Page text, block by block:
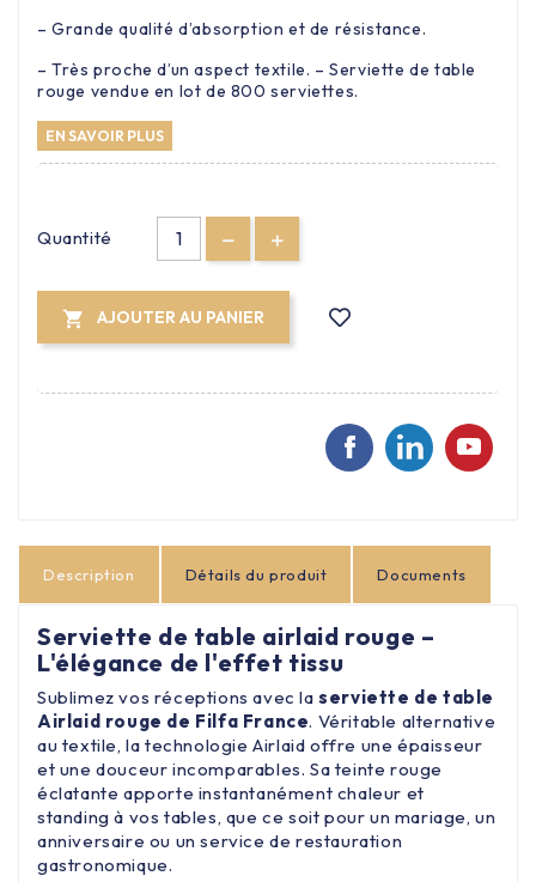
– Grande qualité d’absorption et de résistance.
– Très proche d’un aspect textile. – Serviette de table
rouge vendue en lot de 800 serviettes.
EN SAVOIR PLUS
Quantité
 AJOUTER AU PANIER
Description Détails du produit Documents
Serviette de table airlaid rouge –
L'élégance de l'effet tissu
Sublimez vos réceptions avec laserviette de table
Airlaid rouge de Filfa France. Véritable alternative
au textile, la technologie Airlaid offre une épaisseur
et une douceur incomparables. Sa teinte rouge
éclatante apporte instantanément chaleur et
standing à vos tables, que ce soit pour un mariage, un
anniversaire ou un service de restauration
gastronomique.